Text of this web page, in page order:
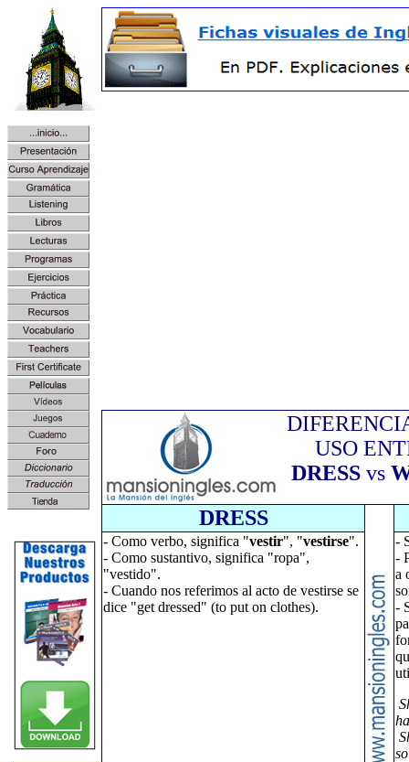
USO
DRESSvs
DRESS
- Como verbo, significa "vestir", "vestirse".
- Como sustantivo, significa "ropa",
"vestido".
- Cuando nos referimos al acto de vestirse se
dice "get dressed" (to put on clothes).
-
-
a
-